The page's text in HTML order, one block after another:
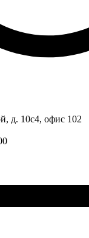
д. 10с4, офис 102